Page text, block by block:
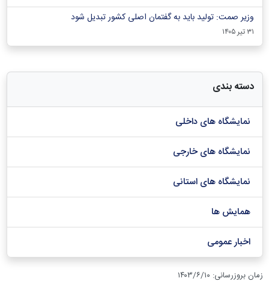
وزیر صمت: تولید باید به گفتمان اصلی کشور تبدیل شود
۳۱ تیر ۱۴۰۵
دسته بندی
نمایشگاه های داخلی
نمایشگاه های خارجی
نمایشگاه های استانی
همایش ها
اخبار عمومی
زمان بروزرسانی: ۱۴۰۳/۶/۱۰